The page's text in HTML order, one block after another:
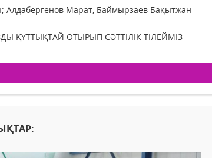
Марат, Баймырзаев Бақытжан
ҚҰТТЫҚТАЙ ОТЫРЫП СӘТТІЛІК ТІЛЕЙМІЗ